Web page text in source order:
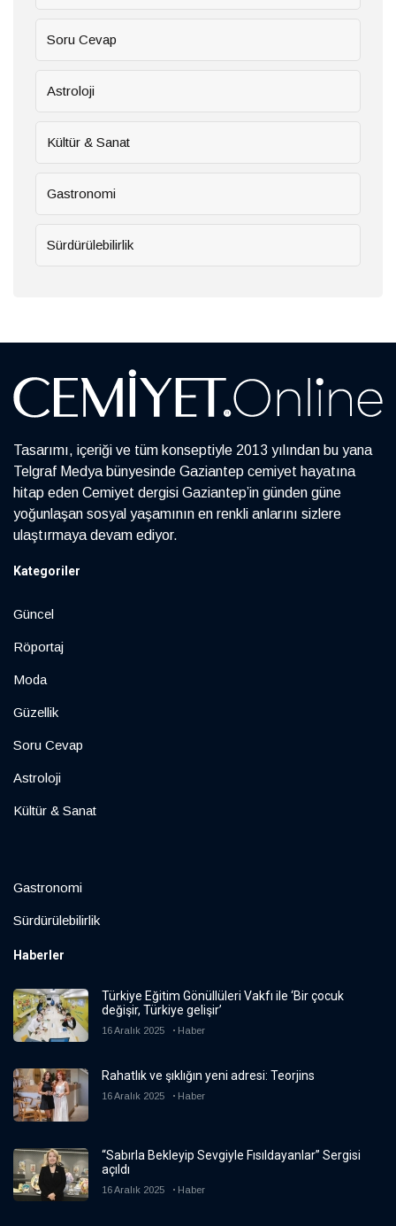
Soru Cevap
Astroloji
Kültür & Sanat
Gastronomi
Sürdürülebilirlik
Tasarımı, içeriği ve tüm konseptiyle 2013 yılından bu yana
Telgraf Medya bünyesinde Gaziantep cemiyet hayatına
hitap eden Cemiyet dergisi Gaziantep’in günden güne
yoğunlaşan sosyal yaşamının en renkli anlarını sizlere
ulaştırmaya devam ediyor.
Kategoriler
Güncel
Röportaj
Moda
Güzellik
Soru Cevap
Astroloji
Kültür & Sanat
Gastronomi
Sürdürülebilirlik
Haberler
Türkiye Eğitim Gönüllüleri Vakfı ile ‘Bir çocuk
değişir, Türkiye gelişir’
16 Aralık 2025 Haber
Rahatlık ve şıklığın yeni adresi: Teorjins
16 Aralık 2025 Haber
“Sabırla Bekleyip Sevgiyle Fısıldayanlar” Sergisi
açıldı
16 Aralık 2025 Haber